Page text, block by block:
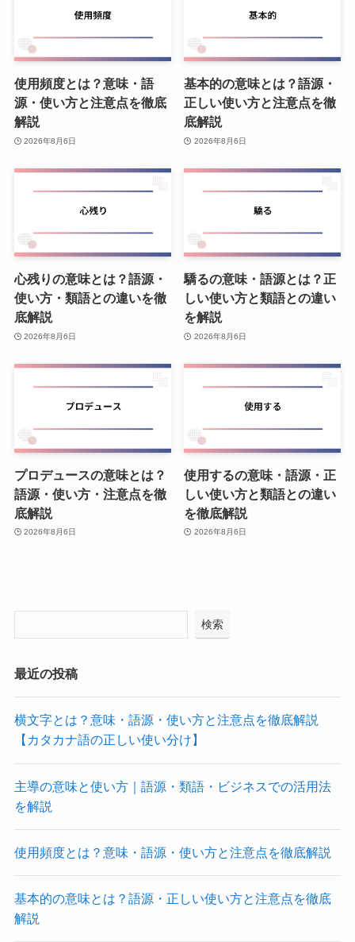
使用頻度とは？意味・語
源・使い方と注意点を徹底
解説
2026年8月6日
基本的の意味とは？語源・
正しい使い方と注意点を徹
底解説
2026年8月6日
心残りの意味とは？語源・
使い方・類語との違いを徹
底解説
2026年8月6日
驕るの意味・語源とは？正
しい使い方と類語との違い
を解説
2026年8月6日
プロデュースの意味とは？
語源・使い方・注意点を徹
底解説
2026年8月6日
使用するの意味・語源・正
しい使い方と類語との違い
を徹底解説
2026年8月6日
検索
最近の投稿
横文字とは？意味・語源・使い方と注意点を徹底解説
【カタカナ語の正しい使い分け】
主導の意味と使い方｜語源・類語・ビジネスでの活用法
を解説
使用頻度とは？意味・語源・使い方と注意点を徹底解説
基本的の意味とは？語源・正しい使い方と注意点を徹底
解説